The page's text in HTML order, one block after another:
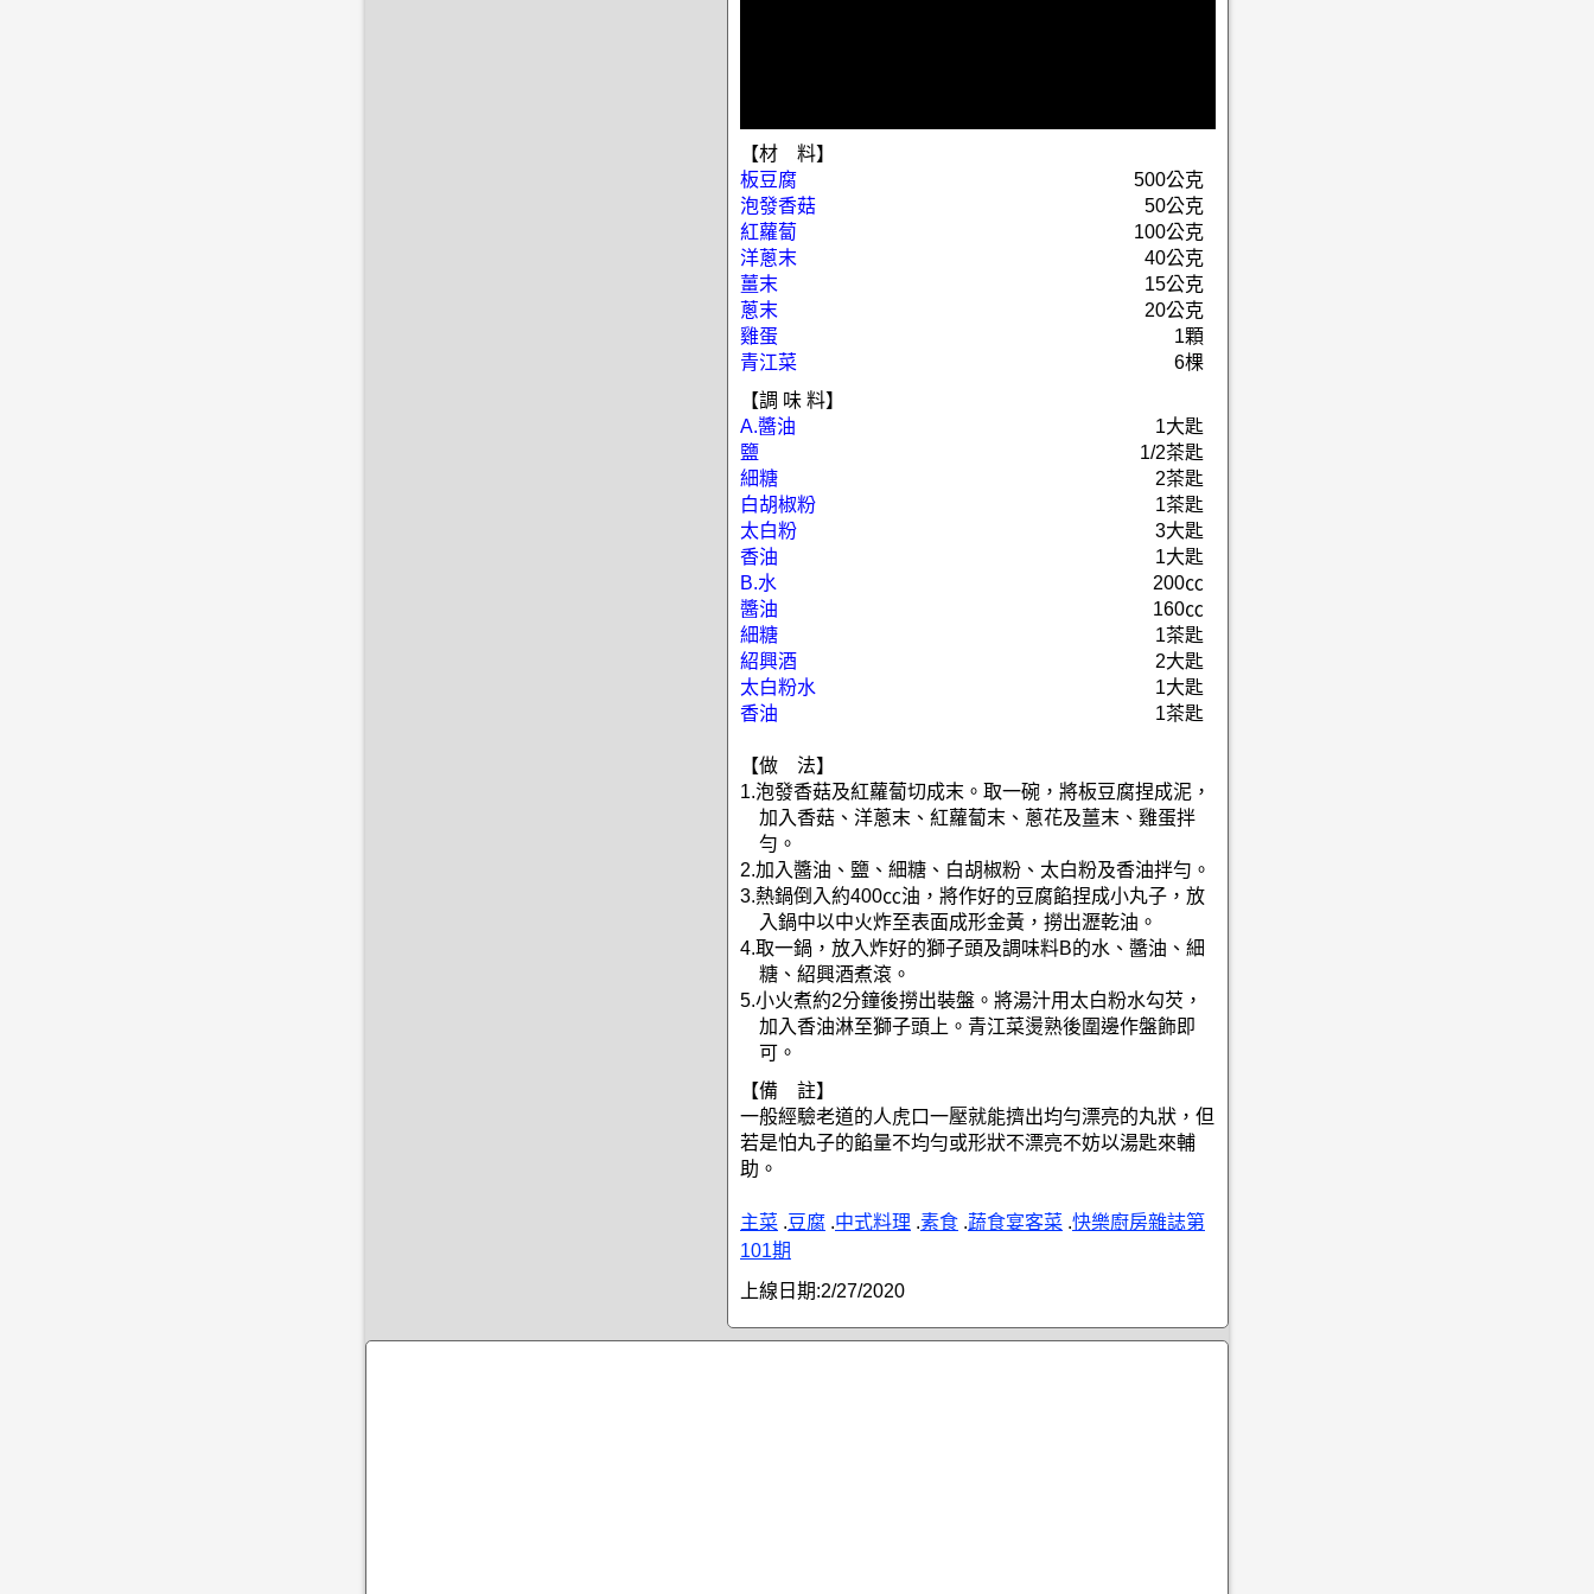
【材 料】
板豆腐
500公克
泡發香菇
50公克
紅蘿蔔
100公克
洋蔥末
40公克
薑末
15公克
蔥末
20公克
雞蛋
1顆
青江菜
6棵
【調 味 料】
A.醬油
1大匙
鹽
1/2茶匙
細糖
2茶匙
白胡椒粉
1茶匙
太白粉
3大匙
香油
1大匙
B.水
200㏄
醬油
160㏄
細糖
1茶匙
紹興酒
2大匙
太白粉水
1大匙
香油
1茶匙
【做 法】
1.泡發香菇及紅蘿蔔切成末。取一碗，將板豆腐捏成泥，
加入香菇、洋蔥末、紅蘿蔔末、蔥花及薑末、雞蛋拌
勻。
2.加入醬油、鹽、細糖、白胡椒粉、太白粉及香油拌勻。
3.熱鍋倒入約400㏄油，將作好的豆腐餡捏成小丸子，放
入鍋中以中火炸至表面成形金黃，撈出瀝乾油。
4.取一鍋，放入炸好的獅子頭及調味料B的水、醬油、細
糖、紹興酒煮滾。
5.小火煮約2分鐘後撈出裝盤。將湯汁用太白粉水勾芡，
加入香油淋至獅子頭上。青江菜燙熟後圍邊作盤飾即
可。
【備 註】
一般經驗老道的人虎口一壓就能擠出均勻漂亮的丸狀，但
若是怕丸子的餡量不均勻或形狀不漂亮不妨以湯匙來輔
助。
主菜 .豆腐 .中式料理 .素食 .蔬食宴客菜 .快樂廚房雜誌第
101期
上線日期:2/27/2020